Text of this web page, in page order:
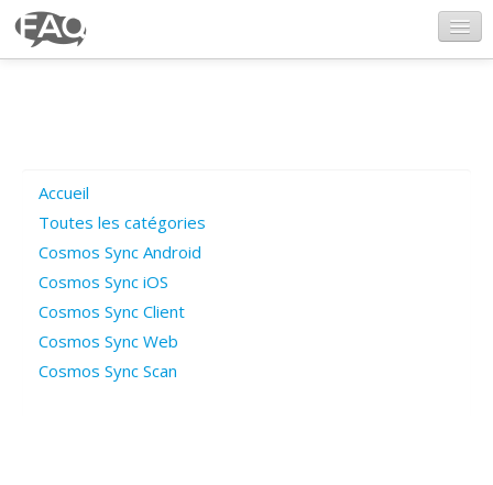
Poser une question
Questions ouvertes
Connexion
Accueil
Toutes les catégories
Cosmos Sync Android
Cosmos Sync iOS
Cosmos Sync Client
Cosmos Sync Web
Cosmos Sync Scan